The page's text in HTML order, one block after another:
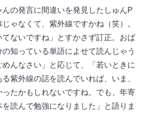
んの発言に間違いを発見したしゅんP
ゃなくて、紫外線ですかね（笑）。
ないですね」とすかさず訂正。おば
知っている単語によせて読んじゃう
んなさい」と応じて、「若いときに
紫外線の話を読んでいれば、いま、
ったかもしれないですね。でも、年寄
読んで勉強になりました」と語りま